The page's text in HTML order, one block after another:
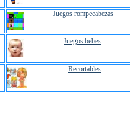
Juegos rompecabezas
Juegos bebes.
Recortables